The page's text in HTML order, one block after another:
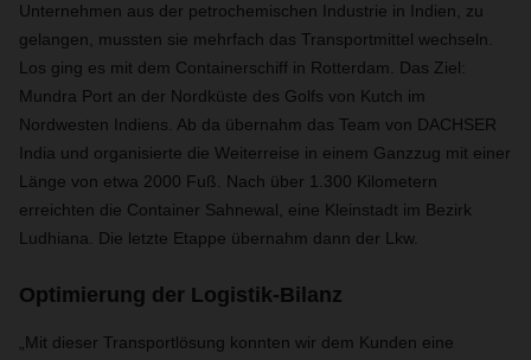
Unternehmen aus der petrochemischen Industrie in Indien, zu
gelangen, mussten sie mehrfach das Transportmittel wechseln.
Los ging es mit dem Containerschiff in Rotterdam. Das Ziel:
Mundra Port an der Nordküste des Golfs von Kutch im
Nordwesten Indiens. Ab da übernahm das Team von DACHSER
India und organisierte die Weiterreise in einem Ganzzug mit einer
Länge von etwa 2000 Fuß. Nach über 1.300 Kilometern
erreichten die Container Sahnewal, eine Kleinstadt im Bezirk
Ludhiana. Die letzte Etappe übernahm dann der Lkw.
Optimierung der Logistik-Bilanz
„Mit dieser Transportlösung konnten wir dem Kunden eine